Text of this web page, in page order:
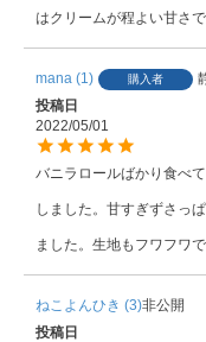
はクリームが程よい甘さ
mana 1 購入者
投稿日
2022/05/01
バニラロールばかり食べ
しました。甘すぎずさっ
ました。生地もフワフワ
ねこよんひき 3 非公開
投稿日